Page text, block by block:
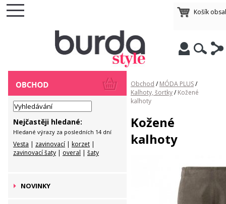
Košík
Nejčastěji hledané:
Hledané výrazy za posledních 14 dní
Vesta | zavinovací | korzet |
zavinovací šaty | overal | šaty
NOVINKY
Obchod / MÓDA PLUS/
Kalhoty, šortky/ Kožené
kalhoty
Kožené
kalhoty